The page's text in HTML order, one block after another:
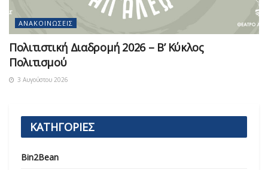
ΑΝΑΚΟΙΝΏΣΕΙΣ
Πολιτιστική Διαδρομή 2026 – Β’ Κύκλος
Πολιτισμού
3 Αυγούστου 2026
ΚΑΤΗΓΟΡΙΕΣ
Bin2Bean